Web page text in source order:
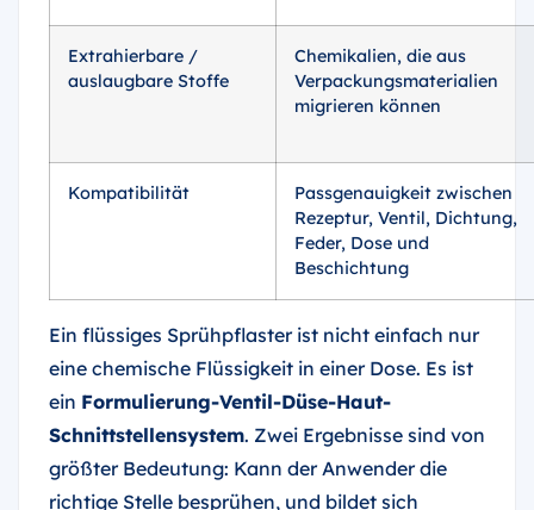
Extrahierbare /
auslaugbare Stoffe
Chemikalien, die aus
Verpackungsmaterialien
migrieren können
Kompatibilität
Passgenauigkeit zwischen
Rezeptur, Ventil, Dichtung,
Feder, Dose und
Beschichtung
Ein flüssiges Sprühpflaster ist nicht einfach nur
eine chemische Flüssigkeit in einer Dose. Es ist
ein Formulierung-Ventil-Düse-Haut-
Schnittstellensystem. Zwei Ergebnisse sind von
größter Bedeutung: Kann der Anwender die
richtige Stelle besprühen, und bildet sich